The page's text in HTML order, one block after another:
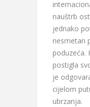
nauštrb
jednako
nesmetan
poduzeća.
postigla
je
cijelom
ubrzanja.